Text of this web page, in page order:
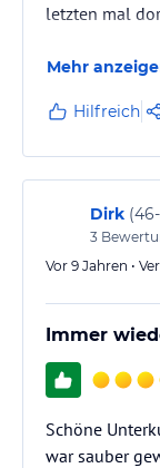
letzten mal
Mehr
Hilfreich
Dirk (
3
Vor 9 Jahren •
Immer
Schöne
war sauber